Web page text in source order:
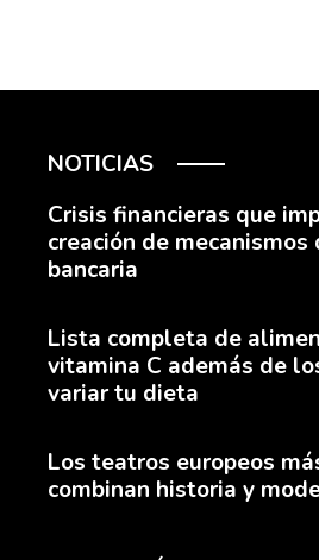
NOTICIAS
Crisis financieras que
creación de
bancaria
Lista completa de
vitamina C además de
variar tu dieta
Los teatros europeos
combinan historia y